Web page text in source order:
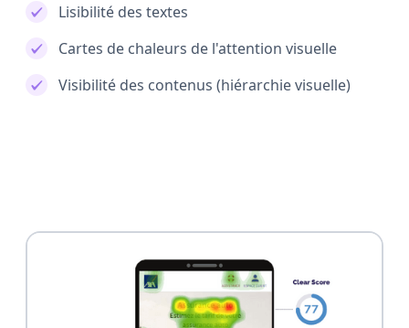
Lisibilité des textes
Cartes de chaleurs de l'attention visuelle
Visibilité des contenus (hiérarchie visuelle)